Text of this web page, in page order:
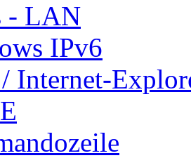
- LAN
IPv6
Internet-